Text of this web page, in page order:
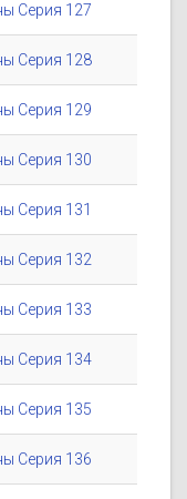
Серия 127
Серия 128
Серия 129
Серия 130
Серия 131
Серия 132
Серия 133
Серия 134
Серия 135
Серия 136